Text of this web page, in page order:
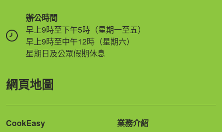
辦公時間
早上9時至下午5時（星期一至五）
早上9時至中午12時（星期六）
星期日及公眾假期休息
網頁地圖
CookEasy
業務介紹